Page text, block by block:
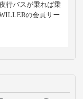
行バスが乗れば乗
の会員サー